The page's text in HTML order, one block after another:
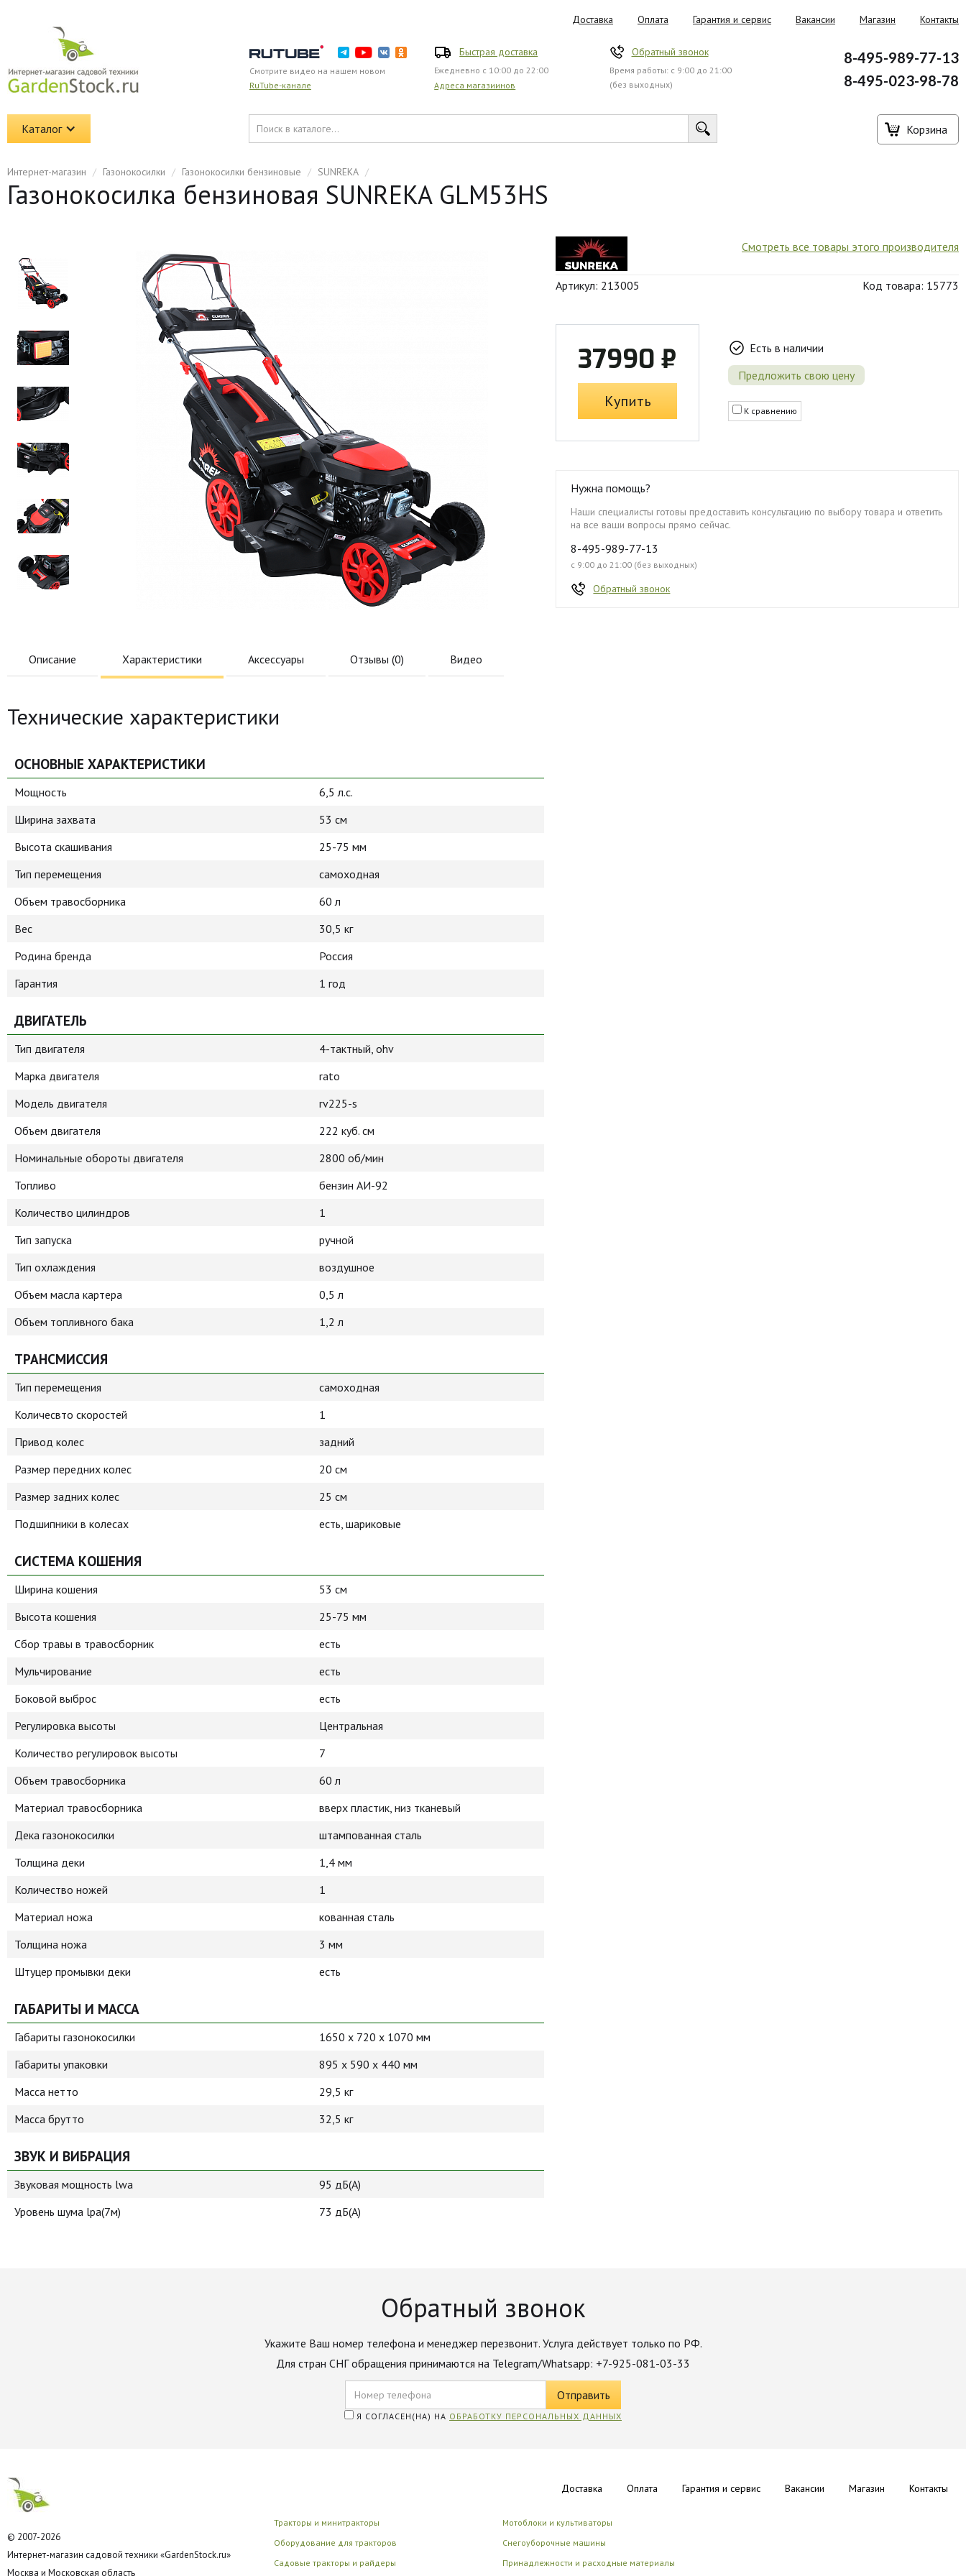
Доставка Оплата Гарантия и сервис Вакансии Магазин Контакты
Смотрите видео на нашем новом
RuTube-канале
Быстрая доставка
Ежедневно с 10:00 до 22:00
Адреса магазиинов
Обратный звонок
Время работы: с 9:00 до 21:00
(без выходных)
8-495-989-77-13
8-495-023-98-78
Каталог Корзина
Интернет-магазин / Газонокосилки / Газонокосилки бензиновые / SUNREKA /
Газонокосилка бензиновая SUNREKA GLM53HS
Смотреть все товары этого производителя
Артикул: 213005 Код товара: 15773
37990 ₽
Купить
Есть в наличии
Предложить свою цену
К сравнению
Нужна помощь?
Наши специалисты готовы предоставить консультацию по выбору товара и ответить
на все ваши вопросы прямо сейчас.
8-495-989-77-13
с 9:00 до 21:00 (без выходных)
Обратный звонок
Описание Характеристики Аксессуары Отзывы (0) Видео
Технические характеристики
ОСНОВНЫЕ ХАРАКТЕРИСТИКИ
Мощность
6,5 л.с.
Ширина захвата
53 см
Высота скашивания
25-75 мм
Тип перемещения
самоходная
Объем травосборника
60 л
Вес
30,5 кг
Родина бренда
Россия
Гарантия
1 год
ДВИГАТЕЛЬ
Тип двигателя
4-тактный, ohv
Марка двигателя
rato
Модель двигателя
rv225-s
Объем двигателя
222 куб. см
Номинальные обороты двигателя
2800 об/мин
Топливо
бензин АИ-92
Количество цилиндров
1
Тип запуска
ручной
Тип охлаждения
воздушное
Объем масла картера
0,5 л
Объем топливного бака
1,2 л
ТРАНСМИССИЯ
Тип перемещения
самоходная
Количесвто скоростей
1
Привод колес
задний
Размер передних колес
20 см
Размер задних колес
25 см
Подшипники в колесах
есть, шариковые
СИСТЕМА КОШЕНИЯ
Ширина кошения
53 см
Высота кошения
25-75 мм
Сбор травы в травосборник
есть
Мульчирование
есть
Боковой выброс
есть
Регулировка высоты
Центральная
Количество регулировок высоты
7
Объем травосборника
60 л
Материал травосборника
вверх пластик, низ тканевый
Дека газонокосилки
штампованная сталь
Толщина деки
1,4 мм
Количество ножей
1
Материал ножа
кованная сталь
Толщина ножа
3 мм
Штуцер промывки деки
есть
ГАБАРИТЫ И МАССА
Габариты газонокосилки
1650 х 720 х 1070 мм
Габариты упаковки
895 х 590 х 440 мм
Масса нетто
29,5 кг
Масса брутто
32,5 кг
ЗВУК И ВИБРАЦИЯ
Звуковая мощность lwa
95 дБ(А)
Уровень шума lpa(7м)
73 дБ(А)
Обратный звонок
Укажите Ваш номер телефона и менеджер перезвонит. Услуга действует только по РФ.
Для стран СНГ обращения принимаются на Telegram/Whatsapp: +7-925-081-03-33
Я СОГЛАСЕН(НА) НА ОБРАБОТКУ ПЕРСОНАЛЬНЫХ ДАННЫХ
© 2007-2026
Интернет-магазин садовой техники «GardenStock.ru»
Москва и Московская область
Доставка Оплата Гарантия и сервис Вакансии Магазин Контакты
Тракторы и минитракторы
Оборудование для тракторов
Садовые тракторы и райдеры
Мотоблоки и культиваторы
Снегоуборочные машины
Принадлежности и расходные материалы